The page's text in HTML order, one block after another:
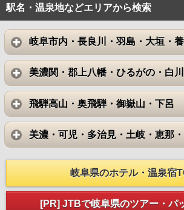
駅名・温泉地などエリアから検索
岐阜市内・長良川・羽島・大垣・
美濃関・郡上八幡・ひるがの・白
飛騨高山・奥飛騨・御嶽山・下呂
美濃・可児・多治見・土岐・恵那・
岐阜県のホテル・温泉宿
[PR] JTBで岐阜県のツアー・パ